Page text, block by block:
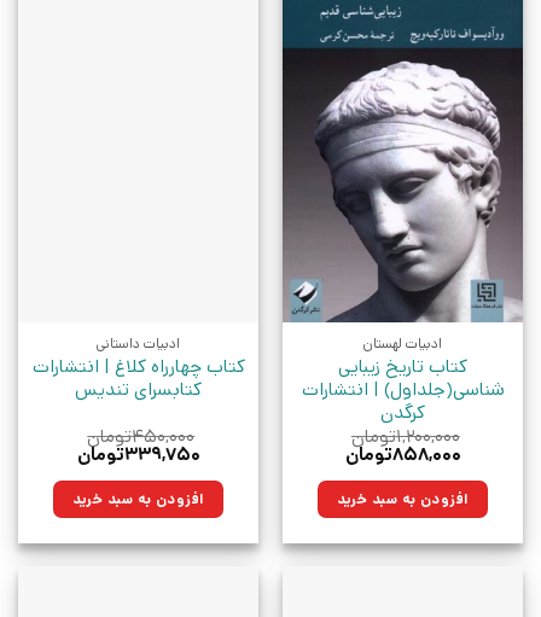
ادبیات لهستان
کتاب تاریخ زیبایی
شناسی(جلداول) | انتشارات
کرگدن
۱,۲۰۰,۰۰۰تومان
قیمت
۱,۲۰۰,۰۰۰تومان
بود.
۸۵۸,۰۰۰تومان
۸۵۸,۰۰۰تومان.افزودن به سبد خرید
ادبیات داستانی
کتاب چهارراه‌ کلاغ | انتشارات
کتابسرای تندیس
۴۵۰,۰۰۰تومان
قیمت
۴۵۰,۰۰۰تومان
بود.
۳۳۹,۷۵۰تومان
۳۳۹,۷۵۰تومان.افزودن به سبد خرید